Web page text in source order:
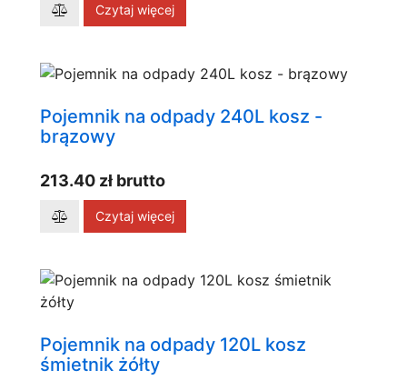
Czytaj więcej
Pojemnik na odpady 240L kosz -
brązowy
213.40 zł brutto
Czytaj więcej
Pojemnik na odpady 120L kosz
śmietnik żółty